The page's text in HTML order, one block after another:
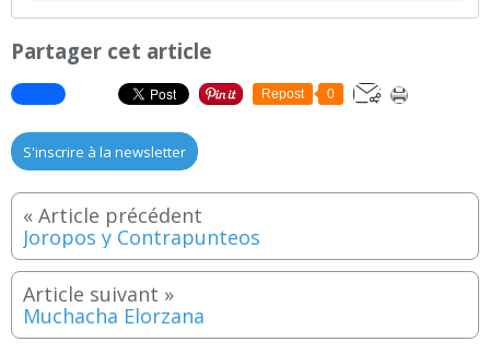
Partager cet article
Repost 0
S'inscrire à la newsletter
Joropos y Contrapunteos
Muchacha Elorzana